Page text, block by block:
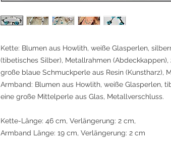
Kette: Blumen aus Howlith, weiße Glasperlen,
(tibetisches Silber), Metallrahmen (Abdeckkappen),
große blaue Schmuckperle aus Resin (Kunstharz),
Armband: Blumen aus Howlith, weiße Glasperlen,
eine große Mittelperle aus Glas, Metallverschluss.
Kette-Länge: 46 cm, Verlängerung: 2 cm,
Armband Länge: 19 cm, Verlängerung: 2 cm